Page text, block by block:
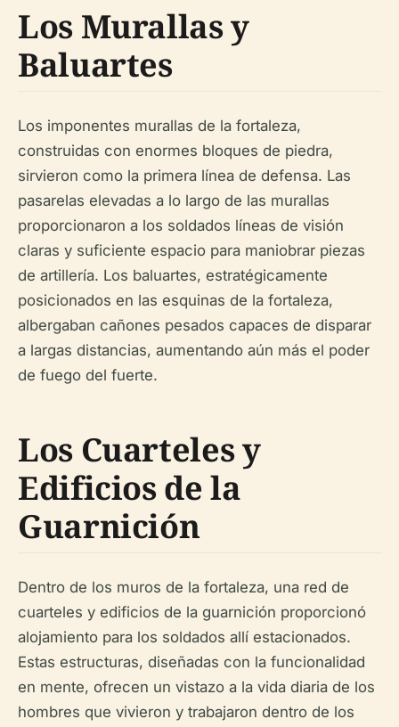
Los Murallas y
Baluartes
Los imponentes murallas de la fortaleza,
construidas con enormes bloques de piedra,
sirvieron como la primera línea de defensa. Las
pasarelas elevadas a lo largo de las murallas
proporcionaron a los soldados líneas de visión
claras y suficiente espacio para maniobrar piezas
de artillería. Los baluartes, estratégicamente
posicionados en las esquinas de la fortaleza,
albergaban cañones pesados capaces de disparar
a largas distancias, aumentando aún más el poder
de fuego del fuerte.
Los Cuarteles y
Edificios de la
Guarnición
Dentro de los muros de la fortaleza, una red de
cuarteles y edificios de la guarnición proporcionó
alojamiento para los soldados allí estacionados.
Estas estructuras, diseñadas con la funcionalidad
en mente, ofrecen un vistazo a la vida diaria de los
hombres que vivieron y trabajaron dentro de los